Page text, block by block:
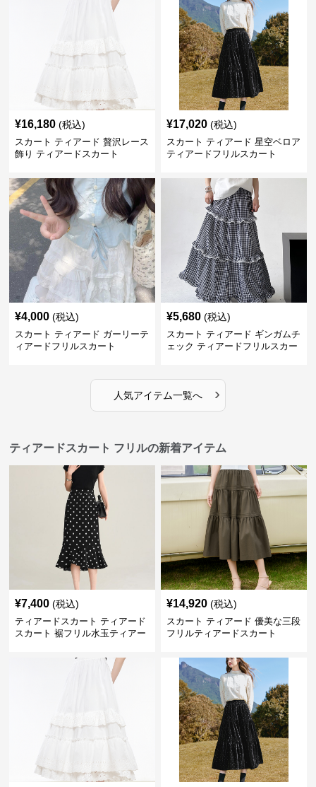
¥16,180 (税込)
スカート ティアード 贅沢レース
飾り ティアードスカート
¥17,020 (税込)
スカート ティアード 星空ベロア
ティアードフリルスカート
¥4,000 (税込)
スカート ティアード ガーリーテ
ィアードフリルスカート
¥5,680 (税込)
スカート ティアード ギンガムチ
ェック ティアードフリルスカー
人気アイテム一覧へ ›
ティアードスカート フリルの新着アイテム
¥7,400 (税込)
ティアードスカート ティアード
スカート 裾フリル水玉ティアー
¥14,920 (税込)
スカート ティアード 優美な三段
フリルティアードスカート